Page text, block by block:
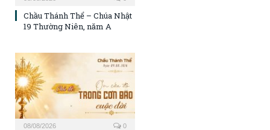
Chầu Thánh Thể – Chúa Nhật
19 Thường Niên, năm A
08/08/2026 0